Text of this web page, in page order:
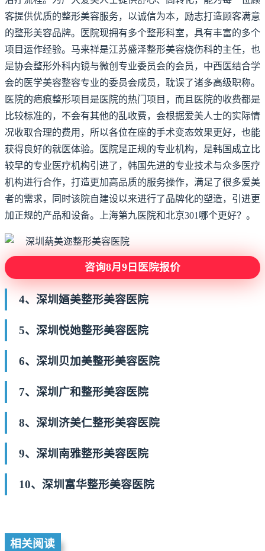
客提供优质的整形美容服务，以诚信为本，励志打造顾客满意
的整形美容品牌。医院现拥有多个整形科室，具有丰富的多个
项目运作经验。马来祥是江苏盛泽整形美容烧伤科的主任，也
是协会整形外科内镜与微创专业委员会的会员，中西医结合学
会的医学美容整容专业的委员会成员，耽误了诸多高级职称。
医院的疤痕整形项目是医院的热门项目，而且医院的收费都是
比较标准的，不会有其他的乱收费，会根据爱美人士的实际情
况收取合理的费用，所以各位在座的手术变态效果更好，也能
获得良好的就医体验。医院是正规的专业机构，是韩国成立比
较早的专业医疗机构引进了，韩国先进的专业技术与众多医疗
机构进行合作，打造更加高品质的服务操作，满足了很多爱美
者的需求，同时该院自建设以来进行了品牌化的塑造，引进更
加正规的产品和设备。上海第九医院和北京301哪个更好？。
咨询8月9日医院报价
4、深圳婳美整形美容医院
5、深圳悦她整形美容医院
6、深圳贝加美整形美容医院
7、深圳广和整形美容医院
8、深圳济美仁整形美容医院
9、深圳南雅整形美容医院
10、深圳富华整形美容医院
相关阅读